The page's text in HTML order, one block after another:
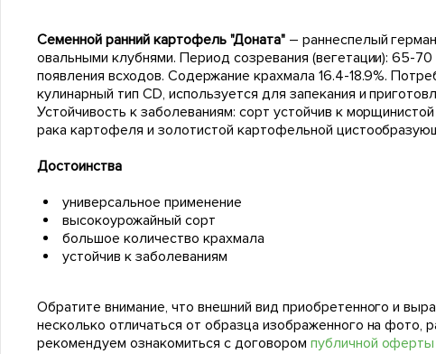
Семенной ранний картофель "Доната"– раннеспелый
овальными клубнями. Период созревания (вегетации): 65-
появления всходов. Содержание крахмала 16.4-18.9%.
кулинарный тип CD, используется для запекания и
Устойчивость к заболеваниям: сорт устойчив к
рака картофеля и золотистой картофельной
Достоинства
универсальное применение
высокоурожайный сорт
большое количество крахмала
устойчив к заболеваниям
Обратите внимание, что внешний вид приобретенного и
несколько отличаться от образца изображенного на
рекомендуем ознакомиться с договором публичной оферты